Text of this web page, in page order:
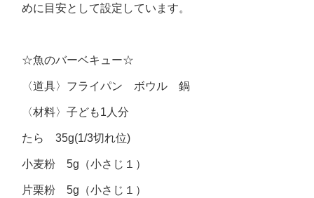
めに目安として設定しています。
☆魚のバーベキュー☆
〈道具〉フライパン ボウル 鍋
〈材料〉子ども1人分
たら 35g(1/3切れ位)
小麦粉 5g（小さじ１）
片栗粉 5g（小さじ１）